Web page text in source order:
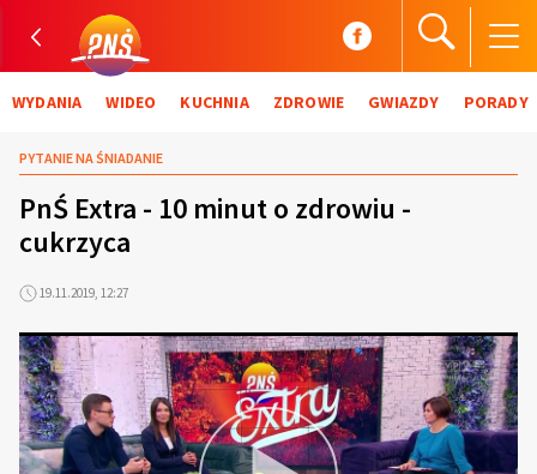
WYDANIA WIDEO KUCHNIA ZDROWIE GWIAZDY PORADY
PYTANIE NA ŚNIADANIE
PnŚ Extra - 10 minut o zdrowiu -
cukrzyca
19.11.2019, 12:27